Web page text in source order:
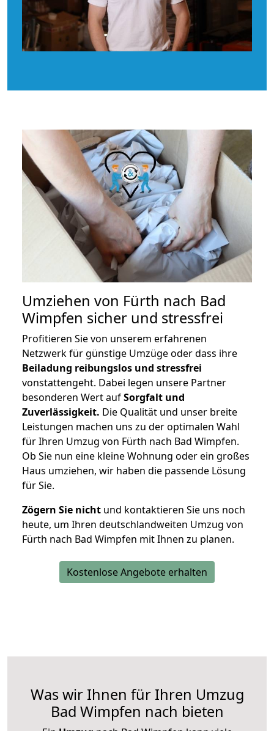
Umziehen von Fürth nach Bad
Wimpfen sicher und stressfrei
Profitieren Sie von unserem erfahrenen
Netzwerk für günstige Umzüge oder dass ihre
Beiladung reibungslos und stressfrei
vonstattengeht. Dabei legen unsere Partner
besonderen Wert aufSorgfalt und
Zuverlässigkeit. Die Qualität und unser breite
Leistungen machen uns zu der optimalen Wahl
für Ihren Umzug von Fürth nach Bad Wimpfen.
Ob Sie nun eine kleine Wohnung oder ein großes
Haus umziehen, wir haben die passende Lösung
für Sie.
Zögern Sie nicht und kontaktieren Sie uns noch
heute, um Ihren deutschlandweiten Umzug von
Fürth nach Bad Wimpfen mit Ihnen zu planen.
Kostenlose Angebote erhalten
Was wir Ihnen für Ihren Umzug
Bad Wimpfen nach bieten